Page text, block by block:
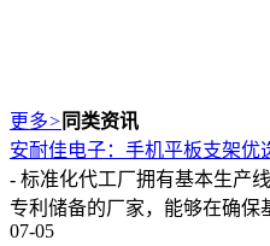
更多> 同类资讯
安耐佳电子：手机平板支架
- 标准化代工厂拥有基本生产
专利储备的厂家，能够在确
07-05